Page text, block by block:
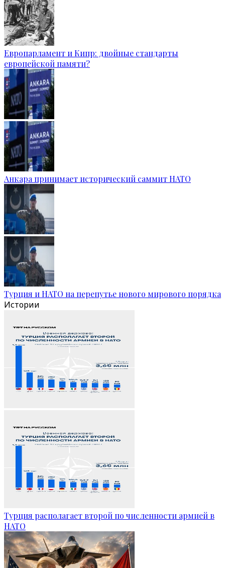
Европарламент и Кипр: двойные стандарты
европейской памяти?
Анкара принимает исторический саммит НАТО
Турция и НАТО на перепутье нового мирового порядка
Истории
Турция располагает второй по численности армией в
НАТО